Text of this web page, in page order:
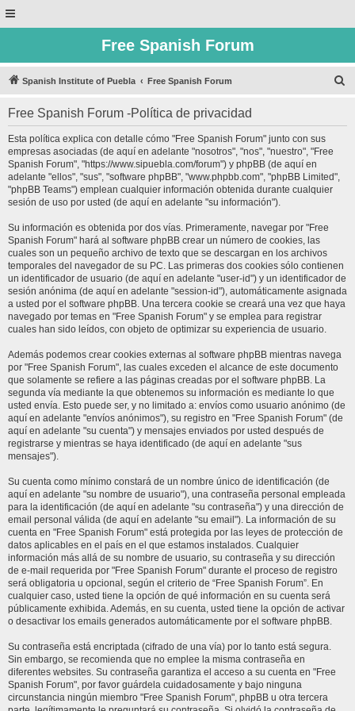
Free Spanish Forum
Spanish Institute of Puebla Free Spanish Forum
Free Spanish Forum -Política de privacidad
Esta política explica con detalle cómo "Free Spanish Forum" junto con sus
empresas asociadas (de aquí en adelante "nosotros", "nos", "nuestro", "Free
Spanish Forum", "https://www.sipuebla.com/forum") y phpBB (de aquí en
adelante "ellos", "sus", "software phpBB", "www.phpbb.com", "phpBB Limited",
"phpBB Teams") emplean cualquier información obtenida durante cualquier
sesión de uso por usted (de aquí en adelante "su información").
Su información es obtenida por dos vías. Primeramente, navegar por "Free
Spanish Forum" hará al software phpBB crear un número de cookies, las
cuales son un pequeño archivo de texto que se descargan en los archivos
temporales del navegador de su PC. Las primeras dos cookies sólo contienen
un identificador de usuario (de aquí en adelante "user-id") y un identificador de
sesión anónima (de aquí en adelante "session-id"), automáticamente asignada
a usted por el software phpBB. Una tercera cookie se creará una vez que haya
navegado por temas en "Free Spanish Forum" y se emplea para registrar
cuales han sido leídos, con objeto de optimizar su experiencia de usuario.
Además podemos crear cookies externas al software phpBB mientras navega
por "Free Spanish Forum", las cuales exceden el alcance de este documento
que solamente se refiere a las páginas creadas por el software phpBB. La
segunda vía mediante la que obtenemos su información es mediante lo que
usted envía. Esto puede ser, y no limitado a: envíos como usuario anónimo (de
aquí en adelante "envíos anónimos"), su registro en "Free Spanish Forum" (de
aquí en adelante "su cuenta") y mensajes enviados por usted después de
registrarse y mientras se haya identificado (de aquí en adelante "sus
mensajes").
Su cuenta como mínimo constará de un nombre único de identificación (de
aquí en adelante "su nombre de usuario"), una contraseña personal empleada
para la identificación (de aquí en adelante "su contraseña") y una dirección de
email personal válida (de aquí en adelante "su email"). La información de su
cuenta en "Free Spanish Forum" está protegida por las leyes de protección de
datos aplicables en el país en el que estamos instalados. Cualquier
información más allá de su nombre de usuario, su contraseña y su dirección
de e-mail requerida por "Free Spanish Forum" durante el proceso de registro
será obligatoria u opcional, según el criterio de “Free Spanish Forum”. En
cualquier caso, usted tiene la opción de qué información en su cuenta será
públicamente exhibida. Además, en su cuenta, usted tiene la opción de activar
o desactivar los emails generados automáticamente por el software phpBB.
Su contraseña está encriptada (cifrado de una vía) por lo tanto está segura.
Sin embargo, se recomienda que no emplee la misma contraseña en
diferentes websites. Su contraseña garantiza el acceso a su cuenta en "Free
Spanish Forum", por favor guárdela cuidadosamente y bajo ninguna
circunstancia ningún miembro "Free Spanish Forum", phpBB u otra tercera